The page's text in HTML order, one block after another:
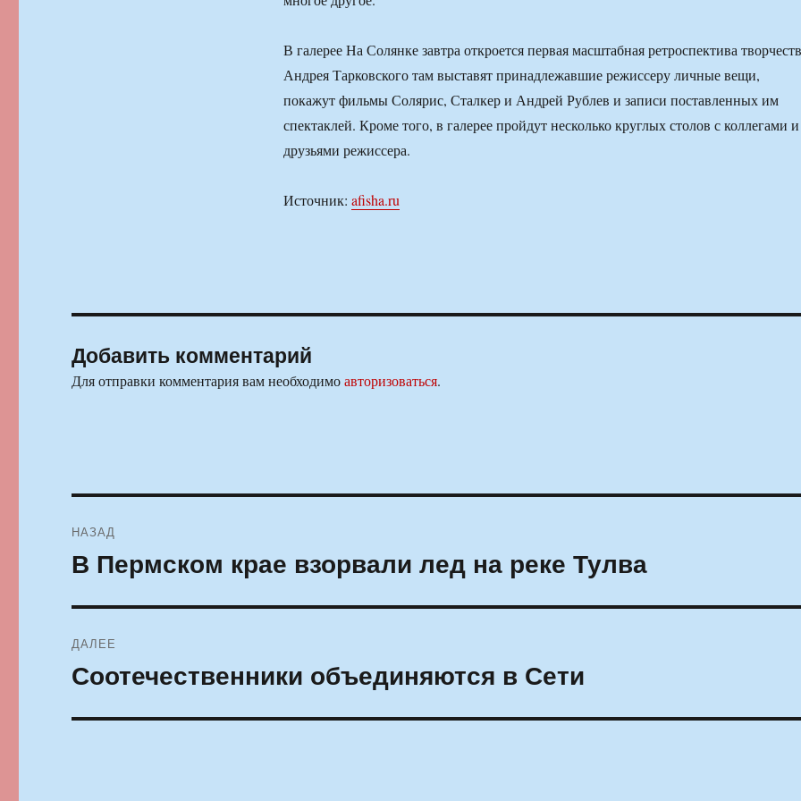
В галерее На Солянке завтра откроется первая масштабная ретроспектива
Андрея Тарковского там выставят принадлежавшие режиссеру личные вещи,
покажут фильмы Солярис, Сталкер и Андрей Рублев и записи поставленных им
спектаклей. Кроме того, в галерее пройдут несколько круглых столов с коллегами и
друзьями режиссера.
Источник: afisha.ru
Добавить комментарий
Для отправки комментария вам необходимоавторизоваться.
по
НАЗАД
Предыдущая
В Пермском крае взорвали лед на реке Тулва
ДАЛЕЕ
Следующая
Соотечественники объединяются в Сети